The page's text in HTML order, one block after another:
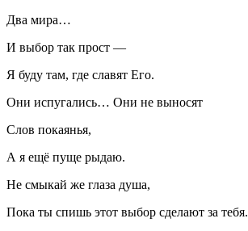
Два мира…
И выбор так прост —
Я буду там, где славят Его.
Они испугались… Они не выносят
Слов покаянья,
А я ещё пуще рыдаю.
Не смыкай же глаза душа,
Пока ты спишь этот выбор сделают за тебя.